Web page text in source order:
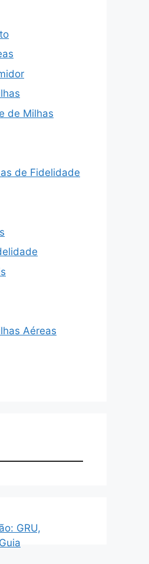
de Milhas
de Fidelidade
Aéreas
GRU,